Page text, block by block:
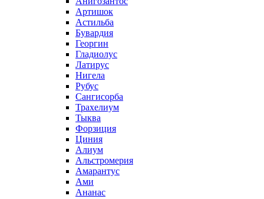
Артишок
Астильба
Бувардия
Георгин
Гладиолус
Латирус
Нигела
Рубус
Сангисорба
Трахелиум
Тыква
Форзиция
Циния
Алиум
Альстромерия
Амарантус
Ами
Ананас